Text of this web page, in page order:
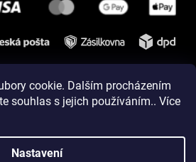
cookie. Dalším procházením
souhlas s jejich používáním.. Více
Nastavení
Vytvořil Shoptet